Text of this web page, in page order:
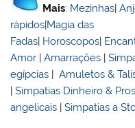
Mais: Mezinhas|
rápidos|Magia das
Fadas| Horoscopos|
Amor |Amarrações |
egípcias |Amuletos &
|Simpatias Dinheiro &
angelicais |Simpatias a